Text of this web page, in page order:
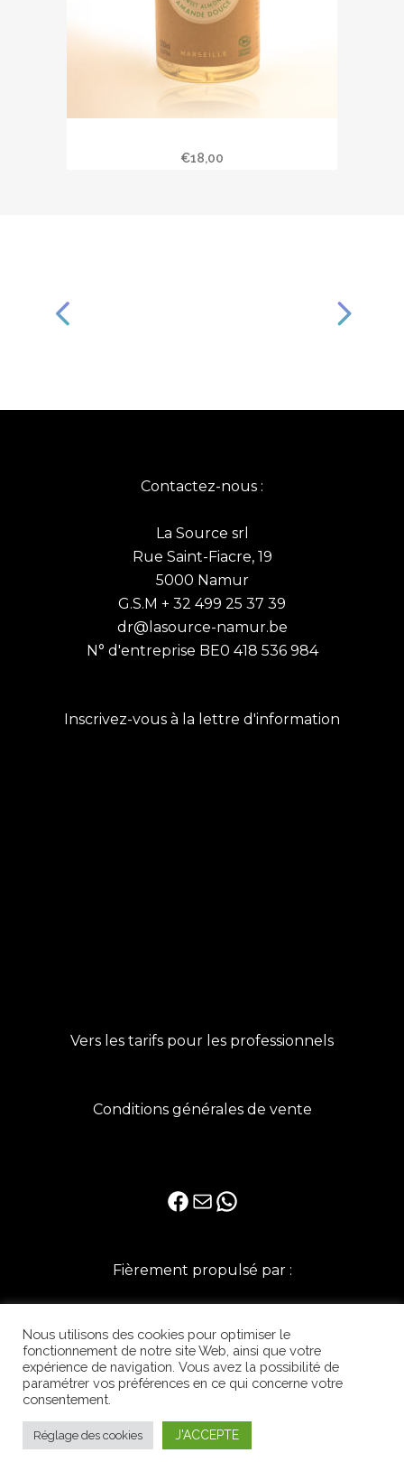
€18,00
Contactez-nous :
La Source srl
Rue Saint-Fiacre, 19
5000 Namur
G.S.M + 32 499 25 37 39
dr@lasource-namur.be
N° d'entreprise BE0 418 536 984
Inscrivez-vous à la lettre d'information
Vers les tarifs pour les professionnels
Conditions générales de vente
Fièrement propulsé par :
Nous utilisons des cookies pour optimiser le
fonctionnement de notre site Web, ainsi que votre
expérience de navigation. Vous avez la possibilité de
paramétrer vos préférences en ce qui concerne votre
consentement.
Réglage des cookies J'ACCEPTE